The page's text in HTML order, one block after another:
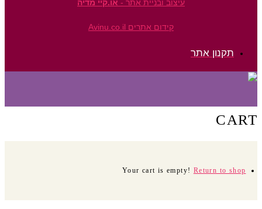
עיצוב ובניית אתר -או.קיי מדיה
קידום אתרים Avinu.co.il
תקנון אתר
CART
Your cart is empty!Return to shop